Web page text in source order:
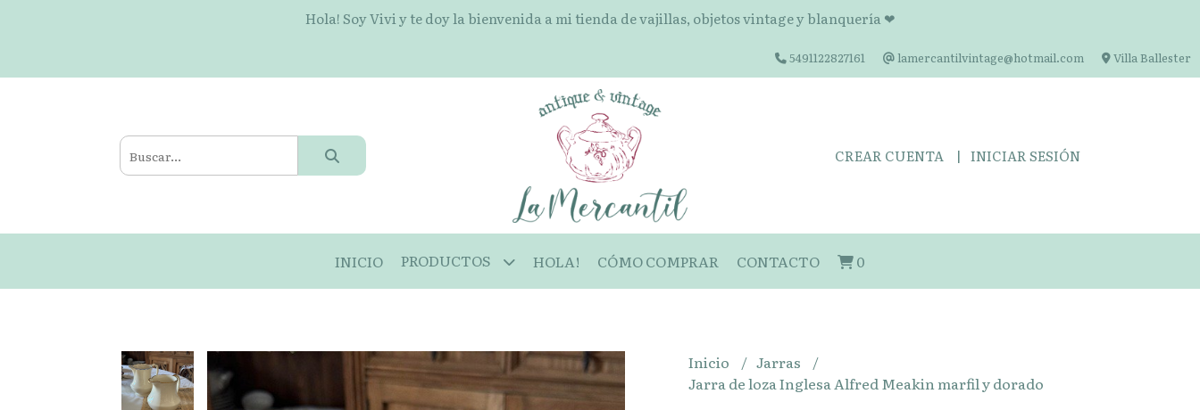
Hola! Soy Vivi y te doy la bienvenida a mi tienda de vajillas, objetos vintage y blanquería ❤
5491122827161 lamercantilvintage@hotmail.com Villa Ballester
CREAR CUENTA INICIAR SESIÓN
INICIO PRODUCTOS HOLA! CÓMO COMPRAR CONTACTO 0
Inicio
Jarras
Jarra de loza Inglesa Alfred Meakin marfil y dorado